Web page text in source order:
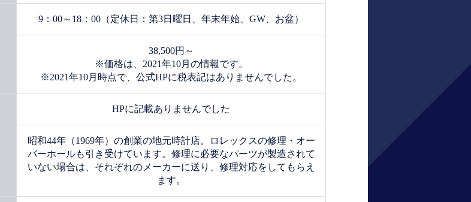
9：00～18：00（定休日：第3日曜日、年末年始、GW、お盆）
38,500円～
※価格は、2021年10月の情報です。
※2021年10月時点で、公式HPに税表記はありませんでした。
HPに記載ありませんでした
昭和44年（1969年）の創業の地元時計店。ロレックスの修理・オー
バーホールも引き受けています。修理に必要なパーツが製造されて
いない場合は、それぞれのメーカーに送り、修理対応をしてもらえ
ます。